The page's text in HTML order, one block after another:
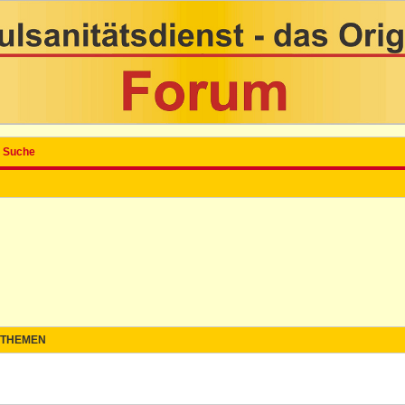
Suche
THEMEN